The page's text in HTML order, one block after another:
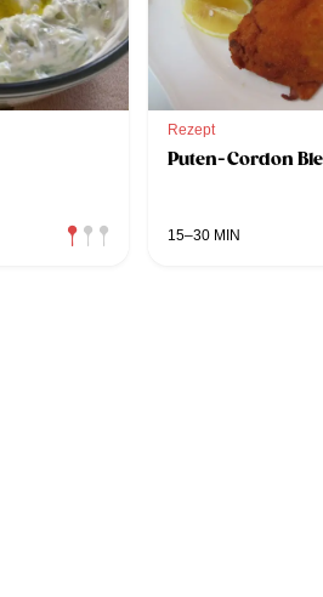
Rezept
Puten-Cordon
15–30 MIN